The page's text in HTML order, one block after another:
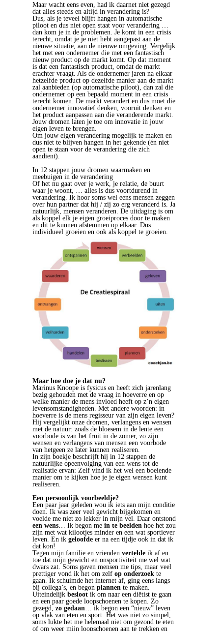
Maar wacht eens even, had ik daarnet niet gezegd
dat alles steeds en altijd in verandering is?
Dus, als je teveel blijft hangen in automatische
piloot en dus niet open staat voor verandering …
dan kom je in de problemen. Je komt in een crisis
terecht, omdat je je niet hebt aangepast aan de
nieuwe situatie, aan de nieuwe omgeving. Vergelijk
het met een ondernemer die met een fantastisch
nieuw product op de markt komt. Op dat moment
is dat een fantastisch product, omdat de markt
erachter vraagt. Als de ondernemer jaren na elkaar
hetzelfde product op dezelfde manier aan de markt
zal aanbieden (op automatische piloot), dan zal die
ondernemer op een bepaald moment in een crisis
terecht komen. De markt verandert en dus moet die
ondernemer innovatief denken, vooruit denken en
het product aanpassen aan die veranderende markt.
Jouw dromen laten je toe om innovatie in jouw
eigen leven te brengen.
Om jouw eigen verandering mogelijk te maken en
dus niet te blijven hangen in het gekende (én niet
open te staan voor de verandering die zich
aandient).
In 12 stappen jouw dromen waarmaken en
meebuigen in de verandering
Of het nu gaat over je werk, je relatie, de buurt
waar je woont, … alles is dus voortdurend in
verandering. Ik hoor soms wel eens mensen zeggen
over hun partner dat hij / zij zo erg veranderd is. Ja
natuurlijk, mensen veranderen. De uitdaging is om
als koppel elk je eigen groeiproces door te maken
en dit te kunnen afstemmen op elkaar. Dus
individueel groeien en ook als koppel te groeien.
Maar hoe doe je dat nu?
Marinus Knoope is fysicus en heeft zich jarenlang
bezig gehouden met de vraag in hoeverre en op
welke manier de mens invloed heeft op z’n eigen
levensomstandigheden. Met andere woorden: in
hoeverre is de mens regisseur van zijn eigen leven?
Hij vergelijkt onze dromen, verlangens en wensen
met de natuur: zoals de bloesem in de lente een
voorbode is van het fruit in de zomer, zo zijn
wensen en verlangens van mensen een voorbode
van hetgeen ze later kunnen realiseren.
In zijn boekje beschrijft hij in 12 stappen de
natuurlijke opeenvolging van een wens tot de
realisatie ervan: Zelf vind ik het wel een boeiende
manier om te kijken hoe je je eigen wensen kunt
realiseren.
Een persoonlijk voorbeeldje?
Een paar jaar geleden wou ik iets aan mijn conditie
doen. Ik was zeer veel gewicht bijgekomen en
voelde me niet zo lekker in mijn vel. Daar ontstond
een wens… Ik begon me in te beelden hoe het zou
zijn met wat kilootjes minder en een wat sportiever
leven. En ik geloofde er na een tijdje ook in dat ik
dat kon!
Tegen mijn familie en vrienden vertelde ik af en
toe dat mijn gewicht en onsportiviteit me wel wat
dwars zat. Soms gaven mensen me tips, maar veel
prettiger vond ik het om zelf op onderzoek te
gaan. Ik schuimde het internet af, ging eens langs
bij collega’s, en begon plannen te maken.
Uiteindelijk besloot ik om naar een diëtist te gaan
en een paar goede loopschoenen te kopen. Zo
gezegd, zo gedaan… ik begon een “nieuw” leven
op vlak van eten en sport. Het was niet zo simpel,
soms lukte het me helemaal niet om gezond te eten
of om weer mijn loopschoenen aan te trekken en